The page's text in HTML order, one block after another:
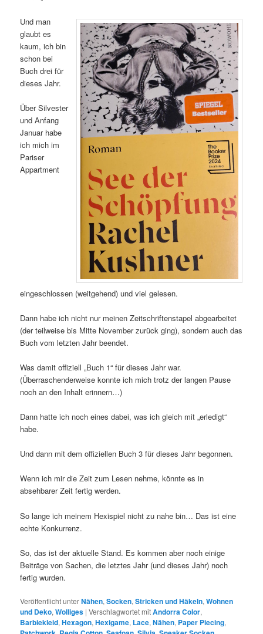
Und man
glaubt es
kaum, ich bin
schon bei
Buch drei für
dieses Jahr.
Über Silvester
und Anfang
Januar habe
ich mich im
Pariser
Appartment
eingeschlossen (weitgehend) und viel gelesen.
Dann habe ich nicht nur meinen Zeitschriftenstapel abgearbeitet
(der teilweise bis Mitte November zurück ging), sondern auch das
Buch vom letzten Jahr beendet.
Was damit offiziell „Buch 1“ für dieses Jahr war.
(Überraschenderweise konnte ich mich trotz der langen Pause
noch an den Inhalt erinnern…)
Dann hatte ich noch eines dabei, was ich gleich mit „erledigt“
habe.
Und dann mit dem offiziellen Buch 3 für dieses Jahr begonnen.
Wenn ich mir die Zeit zum Lesen nehme, könnte es in
absehbarer Zeit fertig werden.
So lange ich meinem Hexispiel nicht zu nahe bin… Das ist eine
echte Konkurrenz.
So, das ist der aktuelle Stand. Es kommen aber noch einige
Beiträge von Sachen, die letztes Jahr (und dieses Jahr) noch
fertig wurden.
Veröffentlicht unterNähen,Socken,Stricken und Häkeln,Wohnen
und Deko,Wolliges |Verschlagwortet mitAndorra Color,
Barbiekleid,Hexagon,Hexigame, Lace,Nähen, Paper Piecing,